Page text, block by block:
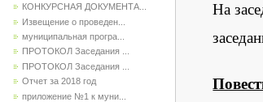
КОНКУРСНАЯ ДОКУМЕНТА...
Извещение о проведен...
муниципальная програ...
ПРОТОКОЛ Заседания ...
ПРОТОКОЛ Заседания ...
Отчет за 2018 год
приложение №1 к муни...
На